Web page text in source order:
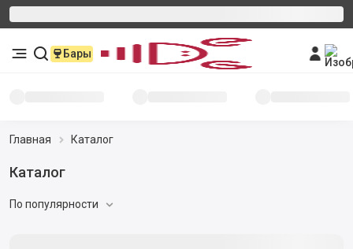
Бары
Главная Каталог
Стейк из мраморной говядины
По популярности